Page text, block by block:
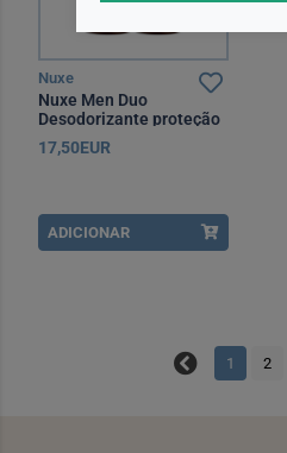
Nuxe
Nuxe Men Duo
Desodorizante proteção
24h Roll On 50 ml x2
Edição especial
17,50EUR
ADICIONAR
1 2